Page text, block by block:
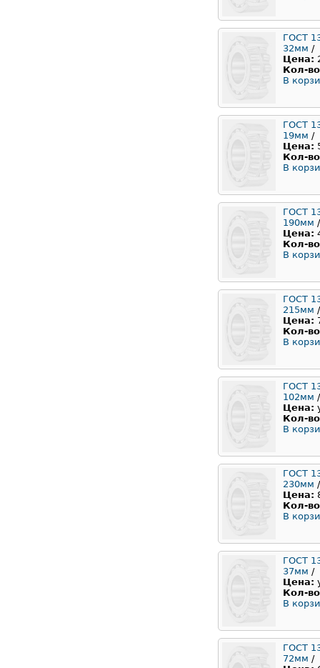
ГОСТ
32мм /
Цена:
Кол-
В
ГОСТ
19мм /
Цена:
Кол-
В
ГОСТ
190мм /
Цена:
Кол-
В
ГОСТ
215мм /
Цена:
Кол-
В
ГОСТ
102мм /
Цена:
Кол-
В
ГОСТ
230мм /
Цена:
Кол-
В
ГОСТ
37мм /
Цена:
Кол-
В
ГОСТ
72мм /